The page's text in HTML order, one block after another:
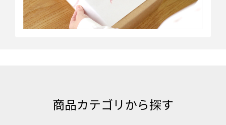
商品カテゴリから探す